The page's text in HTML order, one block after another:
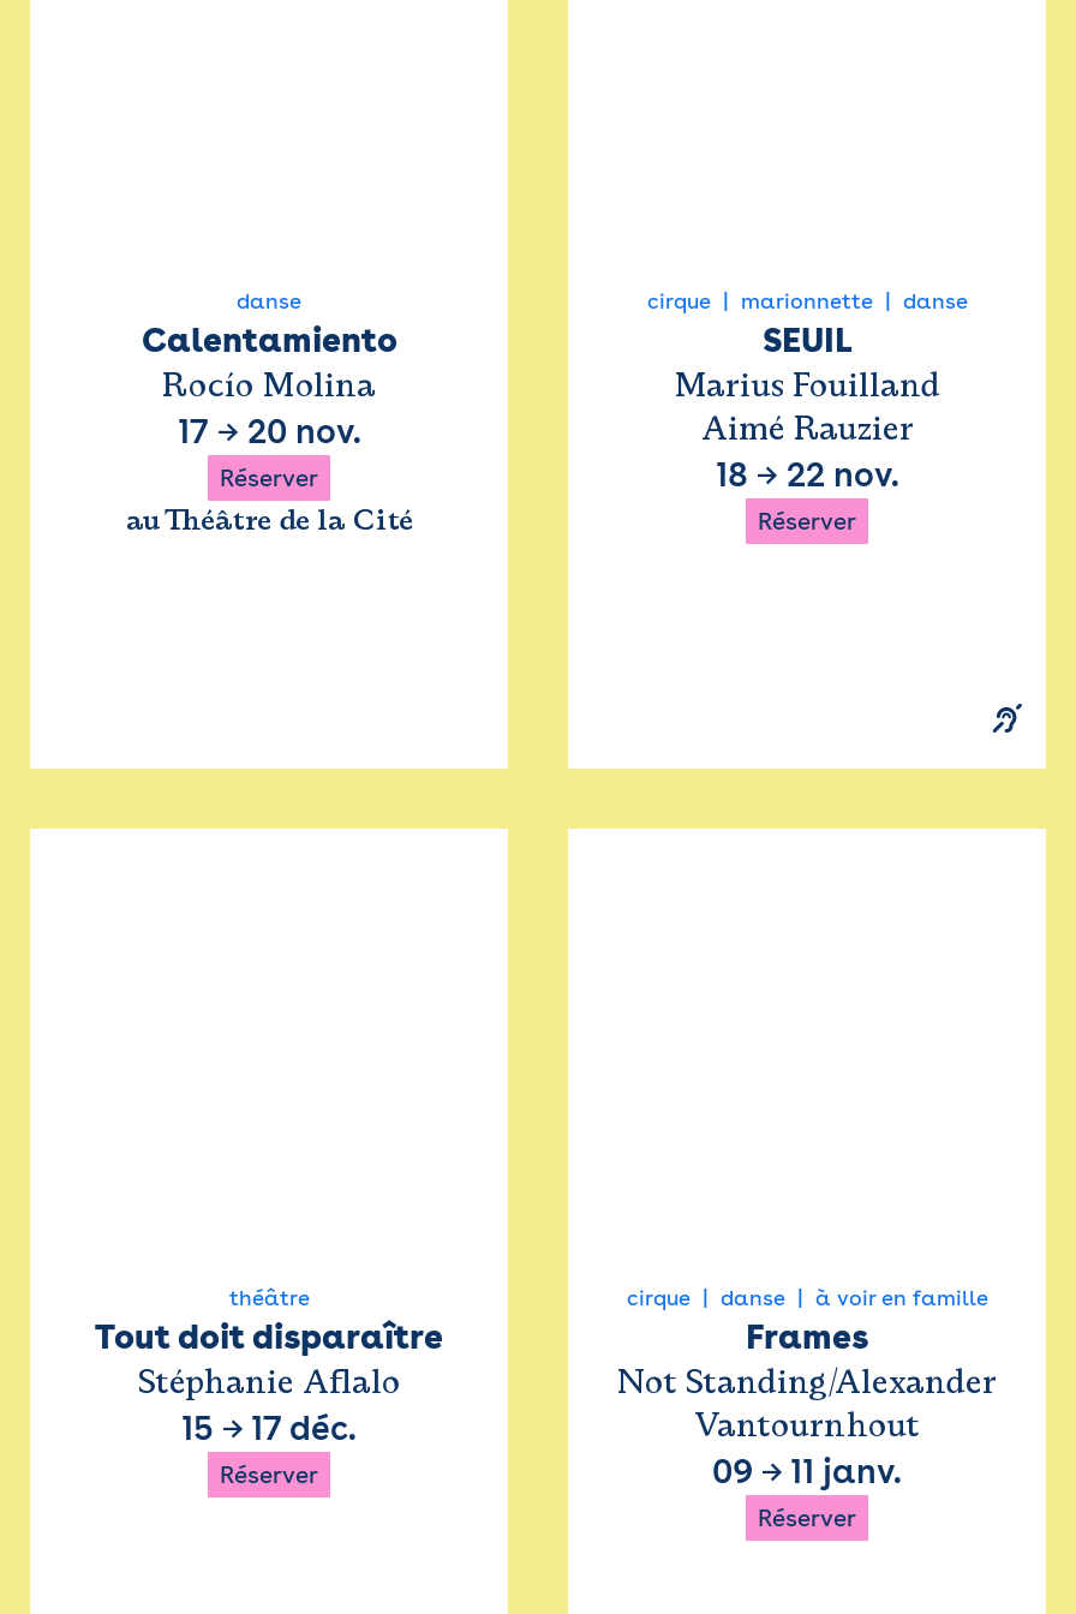
danse
Calentamiento
Rocío Molina
17 → 20 nov.
Réserver
au Théâtre de la Cité
cirque marionnette danse
SEUIL
Marius Fouilland
Aimé Rauzier
18 → 22 nov.
Réserver
théâtre
Tout doit disparaître
Stéphanie Aflalo
15 → 17 déc.
Réserver
cirque danse à voir en famille
Frames
Not Standing/Alexander
Vantournhout
09 → 11 janv.
Réserver